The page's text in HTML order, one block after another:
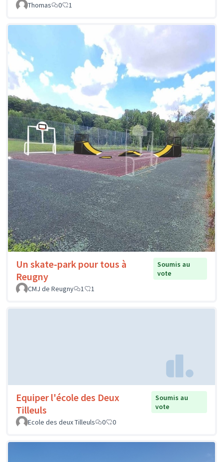
Thomas
0 1
Un skate-park pour tous à
Reugny
Soumis au
vote
CMJ de Reugny
1 1
Equiper l'école des Deux
Tilleuls
Soumis au
vote
Ecole des deux Tilleuls
0 0